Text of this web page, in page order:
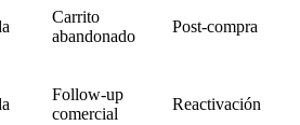
Carrito
abandonado
Post-compra
Follow-up
comercial
Reactivación